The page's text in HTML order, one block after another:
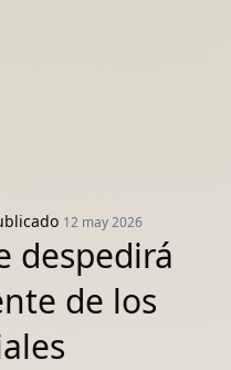
12 may 2026
despedirá
de los